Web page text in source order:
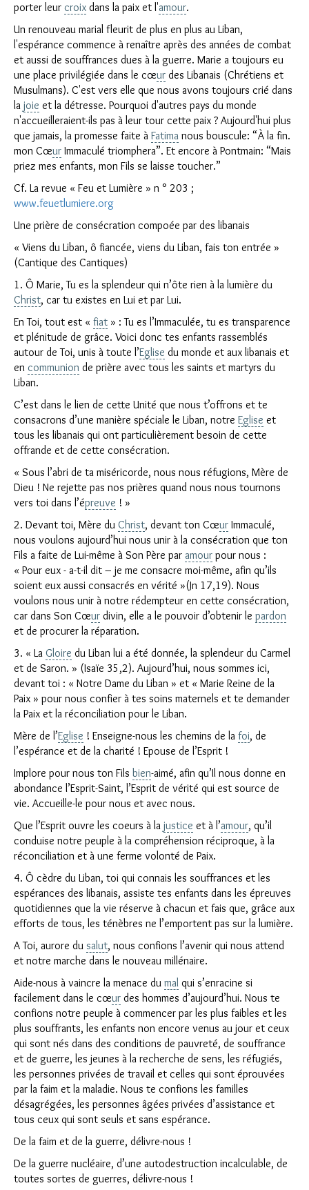
porter leur croix dans la paix et l'amour.
Un renouveau marial fleurit de plus en plus au Liban,
l'espérance commence à renaître après des années de combat
et aussi de souffrances dues à la guerre. Marie a toujours eu
une place privilégiée dans le cœur des Libanais (Chrétiens et
Musulmans). C'est vers elle que nous avons toujours crié dans
la joie et la détresse. Pourquoi d'autres pays du monde
n'accueilleraient-ils pas à leur tour cette paix ? Aujourd'hui plus
que jamais, la promesse faite à Fatima nous bouscule: “À la fin.
mon Cœur Immaculé triomphera”. Et encore à Pontmain: “Mais
priez mes enfants, mon Fils se laisse toucher.”
Cf. La revue « Feu et Lumière » n ° 203 ;
www.feuetlumiere.org
Une prière de consécration compoée par des libanais
« Viens du Liban, ô fiancée, viens du Liban, fais ton entrée »
(Cantique des Cantiques)
1. Ô Marie, Tu es la splendeur qui n’ôte rien à la lumière du
Christ, car tu existes en Lui et par Lui.
En Toi, tout est « fiat » : Tu es l’Immaculée, tu es transparence
et plénitude de grâce. Voici donc tes enfants rassemblés
autour de Toi, unis à toute l’Eglise du monde et aux libanais et
en communion de prière avec tous les saints et martyrs du
Liban.
C’est dans le lien de cette Unité que nous t’offrons et te
consacrons d’une manière spéciale le Liban, notre Eglise et
tous les libanais qui ont particulièrement besoin de cette
offrande et de cette consécration.
« Sous l’abri de ta miséricorde, nous nous réfugions, Mère de
Dieu ! Ne rejette pas nos prières quand nous nous tournons
vers toi dans l’épreuve ! »
2. Devant toi, Mère du Christ, devant ton Cœur Immaculé,
nous voulons aujourd’hui nous unir à la consécration que ton
Fils a faite de Lui-même à Son Père par amour pour nous :
« Pour eux - a-t-il dit – je me consacre moi-même, afin qu’ils
soient eux aussi consacrés en vérité »(Jn 17,19). Nous
voulons nous unir à notre rédempteur en cette consécration,
car dans Son Cœur divin, elle a le pouvoir d’obtenir le pardon
et de procurer la réparation.
3. « La Gloire du Liban lui a été donnée, la splendeur du Carmel
et de Saron. » (Isaïe 35,2). Aujourd’hui, nous sommes ici,
devant toi : « Notre Dame du Liban » et « Marie Reine de la
Paix » pour nous confier à tes soins maternels et te demander
la Paix et la réconciliation pour le Liban.
Mère de l’Eglise ! Enseigne-nous les chemins de la foi, de
l’espérance et de la charité ! Epouse de l’Esprit !
Implore pour nous ton Fils bien-aimé, afin qu’Il nous donne en
abondance l’Esprit-Saint, l’Esprit de vérité qui est source de
vie. Accueille-le pour nous et avec nous.
Que l’Esprit ouvre les coeurs à la justice et à l’amour, qu’il
conduise notre peuple à la compréhension réciproque, à la
réconciliation et à une ferme volonté de Paix.
4. Ô cèdre du Liban, toi qui connais les souffrances et les
espérances des libanais, assiste tes enfants dans les épreuves
quotidiennes que la vie réserve à chacun et fais que, grâce aux
efforts de tous, les ténèbres ne l’emportent pas sur la lumière.
A Toi, aurore du salut, nous confions l’avenir qui nous attend
et notre marche dans le nouveau millénaire.
Aide-nous à vaincre la menace du mal qui s’enracine si
facilement dans le cœur des hommes d’aujourd’hui. Nous te
confions notre peuple à commencer par les plus faibles et les
plus souffrants, les enfants non encore venus au jour et ceux
qui sont nés dans des conditions de pauvreté, de souffrance
et de guerre, les jeunes à la recherche de sens, les réfugiés,
les personnes privées de travail et celles qui sont éprouvées
par la faim et la maladie. Nous te confions les familles
désagrégées, les personnes âgées privées d’assistance et
tous ceux qui sont seuls et sans espérance.
De la faim et de la guerre, délivre-nous !
De la guerre nucléaire, d’une autodestruction incalculable, de
toutes sortes de guerres, délivre-nous !